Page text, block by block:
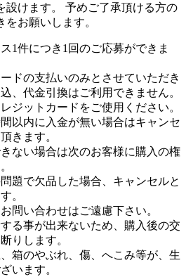
設けます。 予めご了承頂ける方の
お願いします。
1件につき1回のご応募ができま
ドの支払いのみとさせていただき
、代金引換はご利用できません。
ジットカードをご使用ください。
以内に入金が無い場合はキャンセ
きます。
ない場合は次のお客様に購入の権
題で欠品した場合、キャンセルと
。
問い合わせはご遠慮下さい。
る事が出来ないため、購入後の交
りします。
箱のやぶれ、傷、へこみ等が、生
います。